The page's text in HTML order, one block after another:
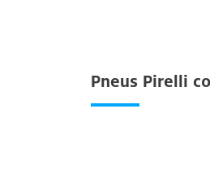
Pneus Pirelli